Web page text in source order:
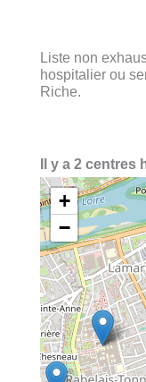
Liste non
hospitalier ou
Riche.
Il y a 2 centres
+
−